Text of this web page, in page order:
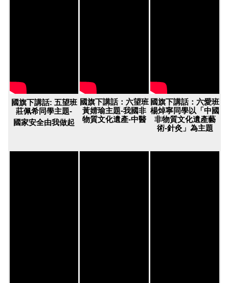
國旗下講話: 五望班
莊佩希同學主題-
國家安全由我做起
國旗下講話：六望班
黃婧瑜主題-我國非
物質文化遺產-中醫
國旗下講話：六愛班
楊焯寧同學以「中國
非物質文化遺產藝
術-針灸」為主題